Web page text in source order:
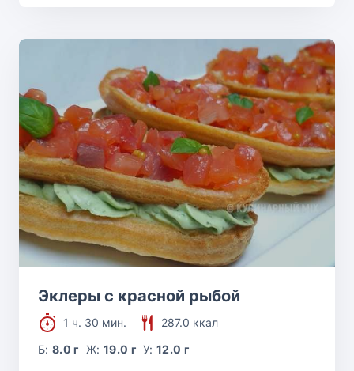
Эклеры с красной рыбой
1 ч. 30 мин.
287.0 ккал
Б:8.0 г Ж: 19.0 г У:12.0 г